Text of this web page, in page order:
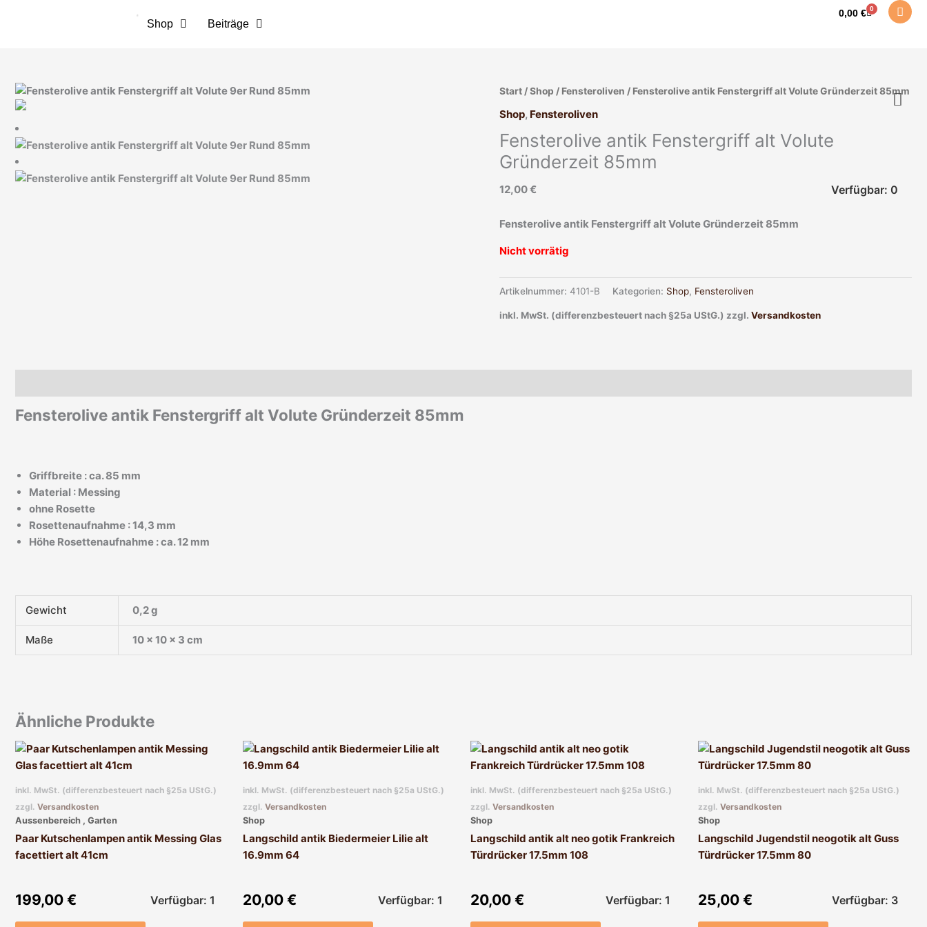
Shop Beiträge
0,00 € 0
Warenkorb
Start /Shop / Fensteroliven / Fensterolive antik Fenstergriff alt Volute Gründerzeit 85mm
Shop, Fensteroliven
Fensterolive antik Fenstergriff alt Volute
Gründerzeit 85mm
12,00€ Verfügbar: 0
Fensterolive antik Fenstergriff alt Volute Gründerzeit 85mm
Nicht vorrätig
Artikelnummer: 4101-B Kategorien: Shop, Fensteroliven
inkl. MwSt. (differenzbesteuert nach §25a UStG.) zzgl. Versandkosten
Fensterolive antik Fenstergriff alt Volute Gründerzeit 85mm
Griffbreite : ca. 85 mm
Material : Messing
ohne Rosette
Rosettenaufnahme : 14,3 mm
Höhe Rosettenaufnahme : ca. 12 mm
Gewicht 0,2 g
Maße 10 × 10 × 3 cm
Ähnliche Produkte
inkl. MwSt. (differenzbesteuert nach §25a UStG.)
zzgl. Versandkosten
Aussenbereich , Garten
Paar Kutschenlampen antik Messing Glas
facettiert alt 41cm
199,00 € Verfügbar: 1
inkl. MwSt. (differenzbesteuert nach §25a UStG.)
zzgl. Versandkosten
Shop
Langschild antik Biedermeier Lilie alt
16.9mm 64
20,00 € Verfügbar: 1
inkl. MwSt. (differenzbesteuert nach §25a UStG.)
zzgl. Versandkosten
Shop
Langschild antik alt neo gotik Frankreich
Türdrücker 17.5mm 108
20,00 € Verfügbar: 1
inkl. MwSt. (differenzbesteuert nach §25a UStG.)
zzgl. Versandkosten
Shop
Langschild Jugendstil neogotik alt Guss
Türdrücker 17.5mm 80
25,00 € Verfügbar: 3